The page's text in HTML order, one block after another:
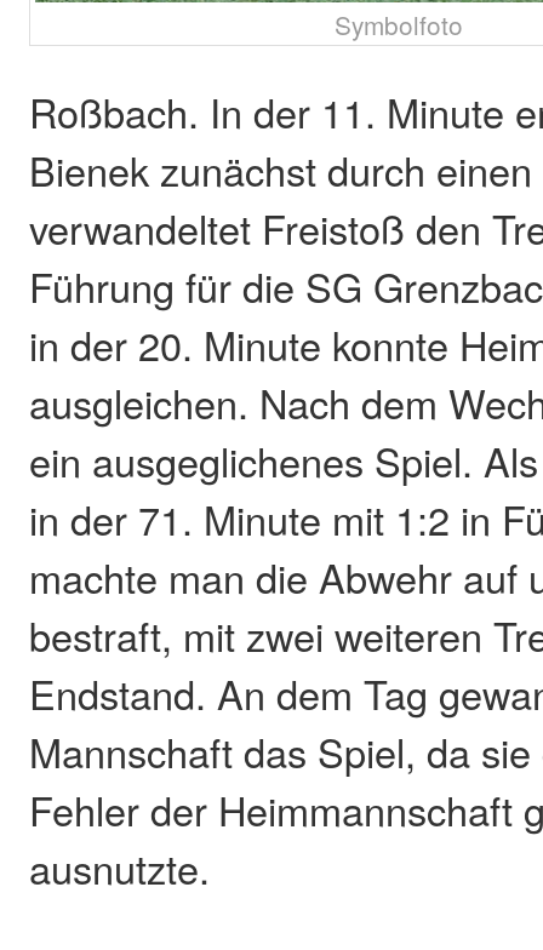
Symbolfoto
Roßbach. In der 11. Minute
Bienek zunächst durch
verwandeltet Freistoß den
Führung für die SG
in der 20. Minute konnte
ausgleichen. Nach dem
ein ausgeglichenes Spiel.
in der 71. Minute mit 1:2 in
machte man die Abwehr auf
bestraft, mit zwei weiteren
Endstand. An dem Tag
Mannschaft das Spiel, da
Fehler der Heimmannschaft
ausnutzte.